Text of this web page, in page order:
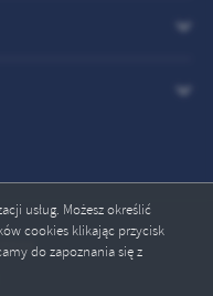
usług. Możesz określić
cookies klikając przycisk
do zapoznania się z